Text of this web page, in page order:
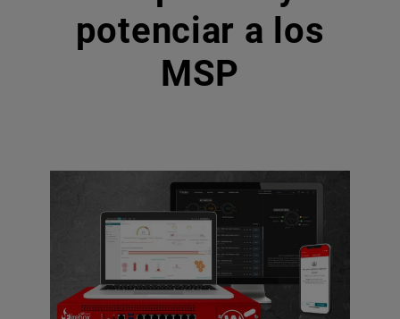
potenciar a los
MSP